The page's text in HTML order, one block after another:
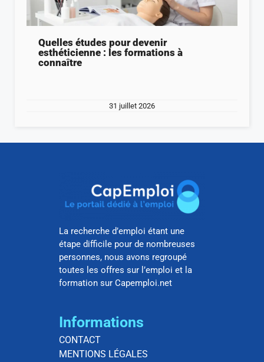
Quelles études pour devenir
esthéticienne : les formations à
connaître
31 juillet 2026
La recherche d’emploi étant une
étape difficile pour de nombreuses
personnes, nous avons regroupé
toutes les offres sur l’emploi et la
formation sur Capemploi.net
Informations
CONTACT
MENTIONS LÉGALES